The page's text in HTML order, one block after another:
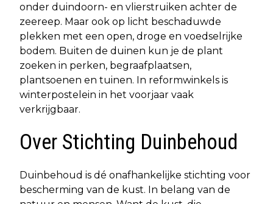
onder duindoorn- en vlierstruiken achter de
zeereep. Maar ook op licht beschaduwde
plekken met een open, droge en voedselrijke
bodem. Buiten de duinen kun je de plant
zoeken in perken, begraafplaatsen,
plantsoenen en tuinen. In reformwinkels is
winterpostelein in het voorjaar vaak
verkrijgbaar.
Over Stichting Duinbehoud
Duinbehoud is dé onafhankelijke stichting voor
bescherming van de kust. In belang van de